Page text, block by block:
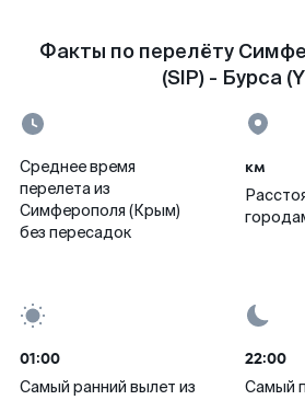
Факты по перелёту
(SIP) - Бурса
Среднее время
перелета из
Симферополя (Крым)
без пересадок
км
01:00
Самый ранний вылет из
22:00
Самый